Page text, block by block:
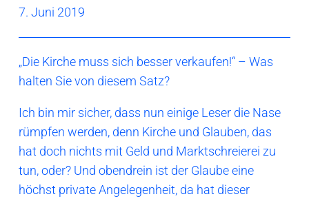
7. Juni 2019
„Die Kirche muss sich besser verkaufen!“ – Was
halten Sie von diesem Satz?
Ich bin mir sicher, dass nun einige Leser die Nase
rümpfen werden, denn Kirche und Glauben, das
hat doch nichts mit Geld und Marktschreierei zu
tun, oder? Und obendrein ist der Glaube eine
höchst private Angelegenheit, da hat dieser